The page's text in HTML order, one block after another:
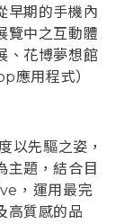
早期的手機內
覽中之互動體
、花博夢想館
應用程式）
以先驅之姿，
主題，結合目
，運用最完
高質感的品